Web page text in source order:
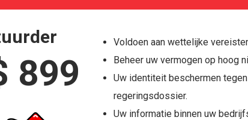
899
Voldoen aan wettelijke
Beheer uw vermogen op hoog
Uw identiteit beschermen
regeringsdossier.
Uw informatie binnen uw